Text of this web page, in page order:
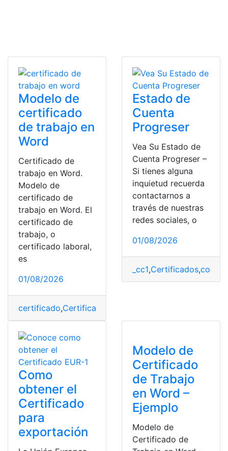
Modelo de
certificado
de trabajo en
Word
Certificado de
trabajo en Word.
Modelo de
certificado de
trabajo en Word. El
certificado de
trabajo, o
certificado laboral,
es
01/08/2026
certificado,Certificados
Estado de
Cuenta
Progreser
Vea Su Estado de
Cuenta Progreser –
Si tienes alguna
inquietud recuerda
contactarnos a
través de nuestras
redes sociales, o
01/08/2026
_cc1,Certificados,
Como
obtener el
Certificado
para
exportación
Modelo de
Certificado
de Trabajo
en Word –
Ejemplo
Modelo de
Certificado de